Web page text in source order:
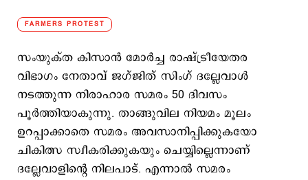
FARMERS PROTEST
സംയുക്ത കിസാൻ മോർച്ച രാഷ്ട്രീയേതര
വിഭാഗം നേതാവ് ജഗ്ജിത് സിംഗ് ദല്ലേവാൾ
നടത്തുന്ന നിരാഹാര സമരം 50 ദിവസം
പൂർത്തിയാകുന്നു. താങ്ങുവില നിയമം മൂലം
ഉറപ്പാക്കാതെ സമരം അവസാനിപ്പിക്കുകയോ
ചികിത്സ സ്വീകരിക്കുകയും ചെയ്യില്ലെന്നാണ്
ദല്ലേവാളിന്റെ നിലപാട്. എന്നാൽ സമരം